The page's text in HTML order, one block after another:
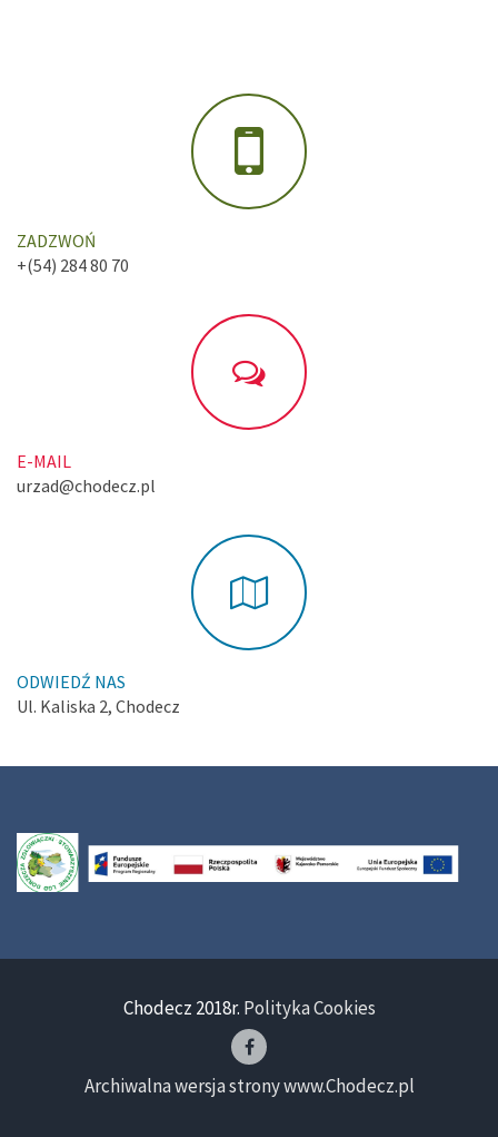
ZADZWOŃ
+(54) 284 80 70
E-MAIL
urzad@chodecz.pl
ODWIEDŹ NAS
Ul. Kaliska 2, Chodecz
Chodecz 2018r. Polityka Cookies
Archiwalna wersja strony www.Chodecz.pl